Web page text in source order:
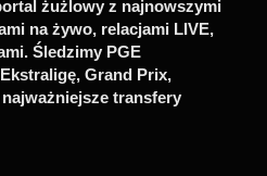
żużlowy z najnowszymi
na żywo, relacjami LIVE,
Śledzimy PGE
Grand Prix,
transfery